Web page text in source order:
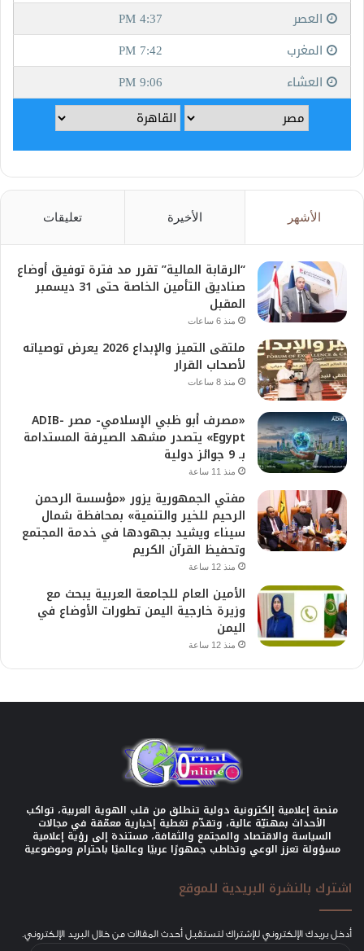
الأشهر الأخيرة تعليقات
“الرقابة المالية” تقرر مد فترة توفيق أوضاع
صناديق التأمين الخاصة حتى 31 ديسمبر
المقبل
منذ 6 ساعات
ملتقى التميز والإبداع 2026 يعرض توصياته
لأصحاب القرار
منذ 8 ساعات
«مصرف أبو ظبي الإسلامي- مصر ADIB-
Egypt» يتصدر مشهد الصيرفة المستدامة
بـ 9 جوائز دولية
منذ 11 ساعة
مفتي الجمهورية يزور «مؤسسة الرحمن
الرحيم للخير والتنمية» بمحافظة شمال
سيناء ويشيد بجهودها في خدمة المجتمع
وتحفيظ القرآن الكريم
منذ 12 ساعة
الأمين العام للجامعة العربية يبحث مع
وزيرة خارجية اليمن تطورات الأوضاع في
اليمن
منذ 12 ساعة
منصة إعلامية إلكترونية دولية تنطلق من قلب الهوية العربية، تواكب
الأحداث بمهنيّة عالية، وتقدّم تغطية إخبارية معمّقة في مجالات
السياسة والاقتصاد والمجتمع والثقافة، مستندة إلى رؤية إعلامية
مسؤولة تعزز الوعي وتخاطب جمهورًا عربيًا وعالميًا باحترام وموضوعية
اشترك بالنشرة البريدية للموقع
أدخل بريدك الإلكتروني للإشتراك لتستقبل أحدث المقالات من خلال البريد الإلكتروني.